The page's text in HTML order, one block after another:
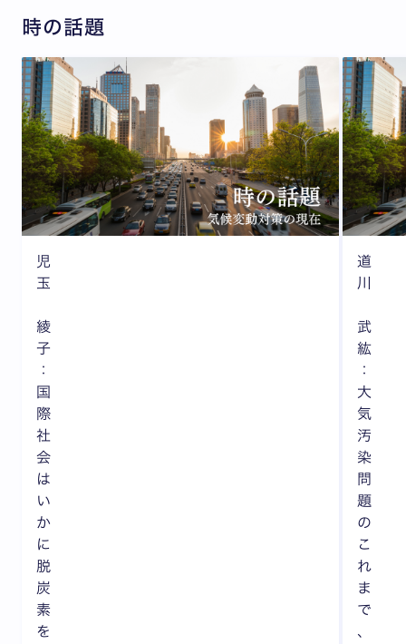
時の話題
児
玉
綾
子
：
国
際
社
会
は
い
か
に
脱
炭
素
を
道
川
武
紘
：
大
気
汚
染
問
題
の
こ
れ
ま
で
、